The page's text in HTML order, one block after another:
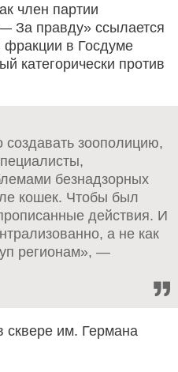
член партии
За правду» ссылается
фракции в Госдуме
категорически против
создавать зоополицию,
безнадзорных
кошек. Чтобы был
действия. И
а не как
регионам», —
сквере им. Германа